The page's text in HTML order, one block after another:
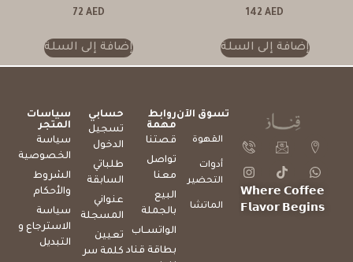
142 AED
إضافة إلى السلة
72 AED
إضافة إلى السلة
𝗪𝗵𝗲𝗿𝗲 𝗖𝗼𝗳𝗳𝗲𝗲
𝗙𝗹𝗮𝘃𝗼𝗿 𝗕𝗲𝗴𝗶𝗻𝘀
تسوق الآن
القهوة
أدوات
التحضير
الماتشا
روابط
مهمة
قصتنا
تواصل
معنا
البيع
بالجملة
الواتســاب
بطاقة قناد
حسابي
تسجيل
الدخول
طلباتي
السابقة
عنواني
المسجلة
تعيين
كلمة سر
سياسات
المتجر
سياسة
الخصوصية
الشروط
والأحكام
سياسة
الاسترجاع و
التبديل